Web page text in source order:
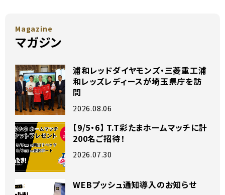
Magazine
マガジン
浦和レッドダイヤモンズ・三菱重工浦
和レッズレディースが埼玉県庁を訪
問
2026.08.06
【9/5・6】 T.T彩たまホームマッチに計
200名ご招待！
2026.07.30
WEBプッシュ通知導入のお知らせ